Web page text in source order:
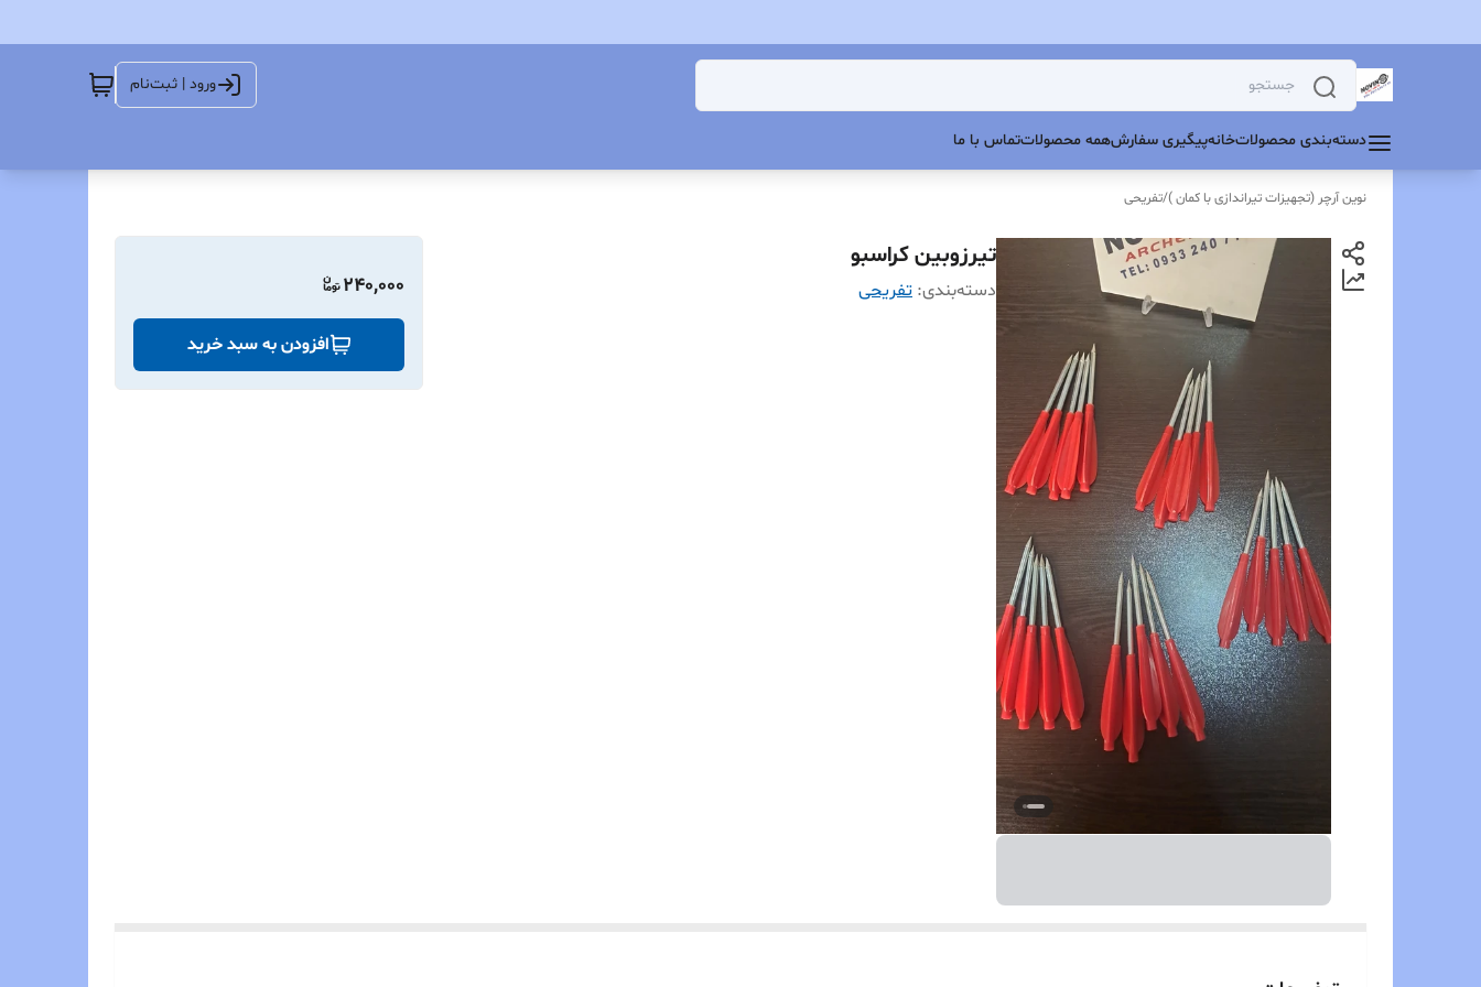
ورود | ثبت‌نام
دسته‌بندی محصولاتخانهپیگیری سفارشهمه محصولاتتماس با ما
نوین آرچر (تجهیزات تیراندازی با کمان )/تفریحی
تیرزوبین کراسبو
دسته‌بندی: تفریحی 240,000
افزودن به سبد خرید